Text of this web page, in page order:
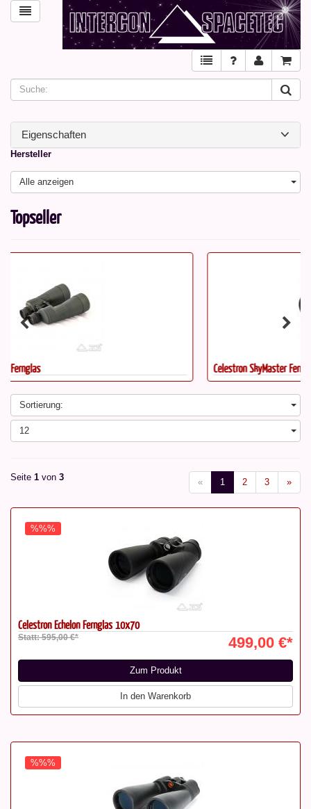
Eigenschaften
Hersteller
Alle anzeigen
Topseller
Celestron SkyMaster Fernglas 25x100
Sortierung:
12
Seite 1 von 3 « 1 2 3 »
%%%
Celestron Echelon Fernglas 10x70
Statt: 595,00 €* 499,00 €*
Zum Produkt
In den Warenkorb
%%%